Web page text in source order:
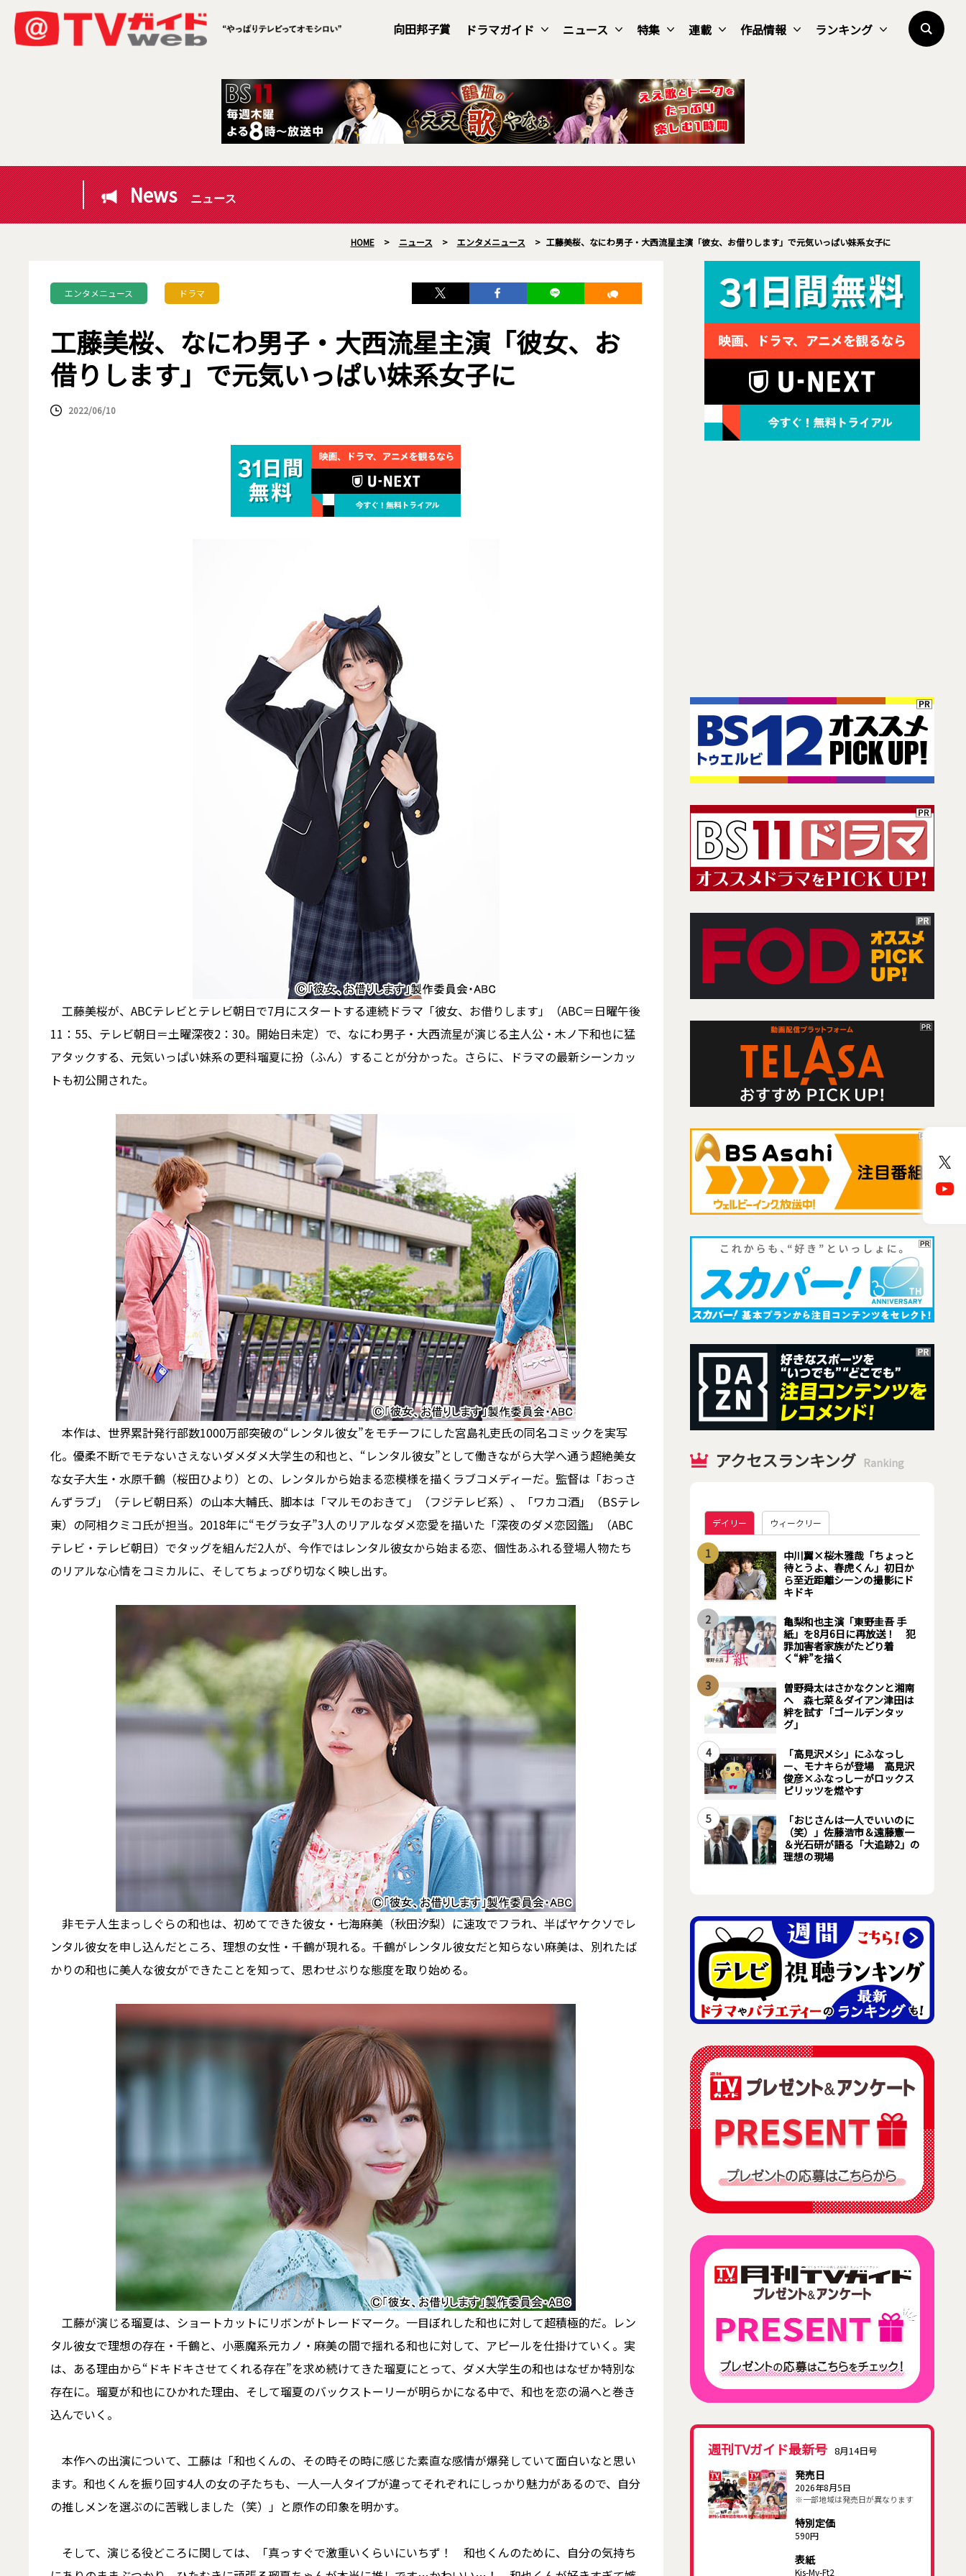
向田邦子賞 ドラマガイド ニュース 特集 連載 作品情報 ランキング
News ニュース
HOME > ニュース > エンタメニュース > 工藤美桜、なにわ男子・大西流星主演「彼女、お借りします」で元気いっぱい妹系女子に
エンタメニュース ドラマ
工藤美桜、なにわ男子・大西流星主演「彼女、お
借りします」で元気いっぱい妹系女子に
2022/06/10
工藤美桜が、ABCテレビとテレビ朝日で7月にスタートする連続ドラマ「彼女、お借りします」（ABC＝日曜午後
11：55、テレビ朝日＝土曜深夜2：30。開始日未定）で、なにわ男子・大西流星が演じる主人公・木ノ下和也に猛
アタックする、元気いっぱい妹系の更科瑠夏に扮（ふん）することが分かった。さらに、ドラマの最新シーンカッ
トも初公開された。
本作は、世界累計発行部数1000万部突破の“レンタル彼女”をモチーフにした宮島礼吏氏の同名コミックを実写
化。優柔不断でモテないさえないダメダメ大学生の和也と、“レンタル彼女”として働きながら大学へ通う超絶美女
な女子大生・水原千鶴（桜田ひより）との、レンタルから始まる恋模様を描くラブコメディーだ。監督は「おっさ
んずラブ」（テレビ朝日系）の山本大輔氏、脚本は「マルモのおきて」（フジテレビ系）、「ワカコ酒」（BSテレ
東）の阿相クミコ氏が担当。2018年に“モグラ女子”3人のリアルなダメ恋愛を描いた「深夜のダメ恋図鑑」（ABC
テレビ・テレビ朝日）でタッグを組んだ2人が、今作ではレンタル彼女から始まる恋、個性あふれる登場人物たち
のリアルな心情をコミカルに、そしてちょっぴり切なく映し出す。
非モテ人生まっしぐらの和也は、初めてできた彼女・七海麻美（秋田汐梨）に速攻でフラれ、半ばヤケクソでレ
ンタル彼女を申し込んだところ、理想の女性・千鶴が現れる。千鶴がレンタル彼女だと知らない麻美は、別れたば
かりの和也に美人な彼女ができたことを知って、思わせぶりな態度を取り始める。
工藤が演じる瑠夏は、ショートカットにリボンがトレードマーク。一目ぼれした和也に対して超積極的だ。レン
タル彼女で理想の存在・千鶴と、小悪魔系元カノ・麻美の間で揺れる和也に対して、アピールを仕掛けていく。実
は、ある理由から“ドキドキさせてくれる存在”を求め続けてきた瑠夏にとって、ダメ大学生の和也はなぜか特別な
存在に。瑠夏が和也にひかれた理由、そして瑠夏のバックストーリーが明らかになる中で、和也を恋の渦へと巻き
込んでいく。
本作への出演について、工藤は「和也くんの、その時その時に感じた素直な感情が爆発していて面白いなと思い
ます。和也くんを振り回す4人の女の子たちも、一人一人タイプが違ってそれぞれにしっかり魅力があるので、自分
の推しメンを選ぶのに苦戦しました（笑）」と原作の印象を明かす。
そして、演じる役どころに関しては、「真っすぐで激重いくらいにいちず！ 和也くんのために、自分の気持ち
アクセスランキング Ranking
デイリー ウィークリー
1
中川翼×桜木雅哉「ちょっと
待とうよ、春虎くん」初日か
ら至近距離シーンの撮影にド
キドキ
2
亀梨和也主演「東野圭吾 手
紙」を8月6日に再放送！ 犯
罪加害者家族がたどり着
く“絆”を描く
3
曽野舜太はさかなクンと湘南
へ 森七菜＆ダイアン津田は
絆を試す「ゴールデンタッ
グ」
4
「高見沢メシ」にふなっし
ー、モナキらが登場 高見沢
俊彦×ふなっしーがロックス
ピリッツを燃やす
5
「おじさんは一人でいいのに
（笑）」佐藤浩市＆遠藤憲一
＆光石研が語る「大追跡2」の
理想の現場
週刊TVガイド最新号 8月14日号
発売日
2026年8月5日
※一部地域は発売日が異なります
特別定価
590円
表紙
Kis-My-Ft2